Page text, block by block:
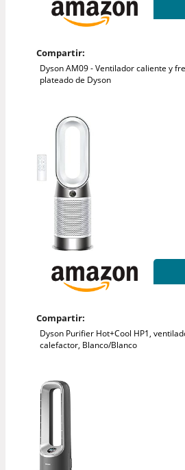
Compartir:
Dyson AM09 - Ventilador caliente y
plateado de Dyson
Compartir:
Dyson Purifier Hot+Cool HP1,
calefactor, Blanco/Blanco